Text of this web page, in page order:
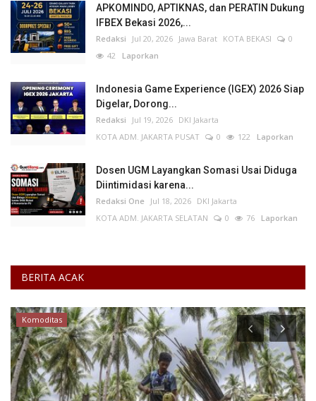
APKOMINDO, APTIKNAS, dan PERATIN Dukung
IFBEX Bekasi 2026,...
Redaksi Jul 20, 2026 Jawa Barat KOTA BEKASI
0
42 Laporkan
Indonesia Game Experience (IGEX) 2026 Siap
Digelar, Dorong...
Redaksi Jul 19, 2026 DKI Jakarta
KOTA ADM. JAKARTA PUSAT
0 122 Laporkan
Dosen UGM Layangkan Somasi Usai Diduga
Diintimidasi karena...
Redaksi One Jul 18, 2026 DKI Jakarta
KOTA ADM. JAKARTA SELATAN
0 76 Laporkan
BERITA ACAK
Komoditas